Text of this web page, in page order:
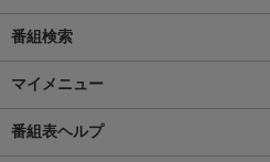
番組検索
マイメニュー
番組表ヘルプ